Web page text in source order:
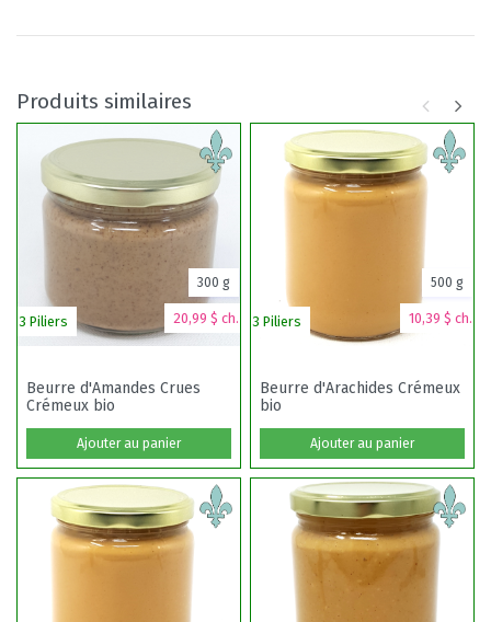
Produits similaires
3 Piliers 20,99 $ ch.
300 g
Beurre d'Amandes Crues
Crémeux bio
Ajouter au panier
3 Piliers 10,39 $ ch.
500 g
Beurre d'Arachides Crémeux
bio
Ajouter au panier